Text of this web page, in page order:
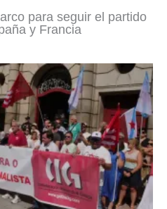
para seguir el partido
y Francia